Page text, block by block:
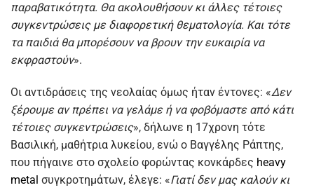
παραβατικότητα. Θα ακολουθήσουν κι άλλες τέτοιες
συγκεντρώσεις με διαφορετική θεματολογία. Και τότε
τα παιδιά θα μπορέσουν να βρουν την ευκαιρία να
εκφραστούν».
Οι αντιδράσεις της νεολαίας όμως ήταν έντονες: «Δεν
ξέρουμε αν πρέπει να γελάμε ή να φοβόμαστε από κάτι
τέτοιες συγκεντρώσεις», δήλωνε η 17χρονη τότε
Βασιλική, μαθήτρια λυκείου, ενώ ο Βαγγέλης Ράπτης,
που πήγαινε στο σχολείο φορώντας κονκάρδες heavy
metal συγκροτημάτων, έλεγε: «Γιατί δεν μας καλούν κι